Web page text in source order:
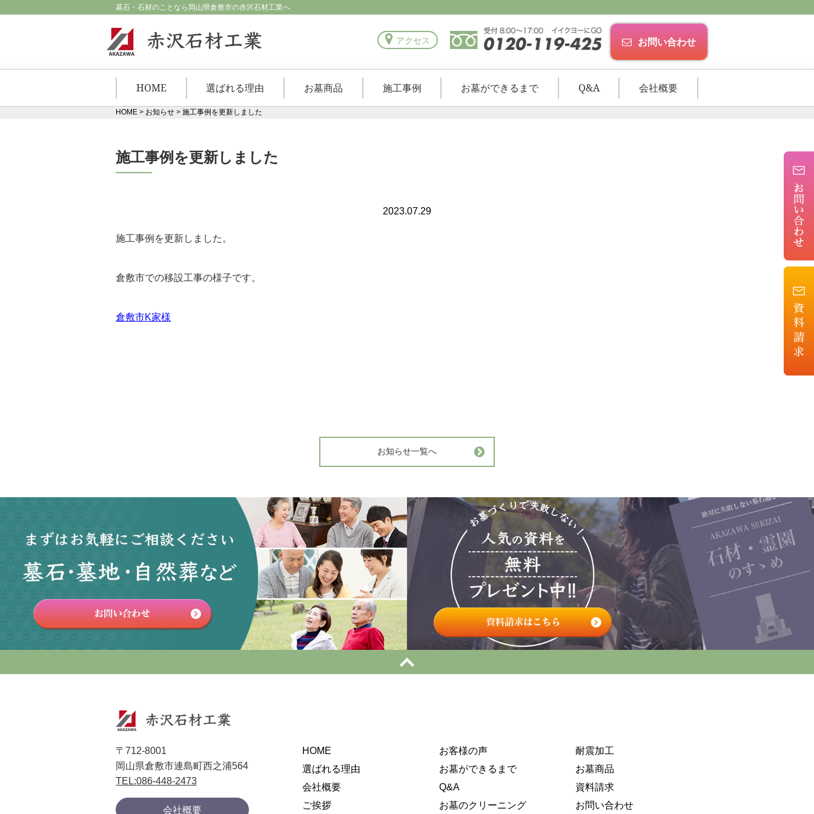
墓石・石材のことなら岡山県倉敷市の赤沢石材工業へ
アクセス お問い合わせ
HOME 選ばれる理由 お墓商品 施工事例 お墓ができるまで Q&A 会社概要
HOME > お知らせ > 施工事例を更新しました
施工事例を更新しました
2023.07.29
施工事例を更新しました。
倉敷市での移設工事の様子です。
倉敷市K家様
お知らせ一覧へ
〒712-8001
岡山県倉敷市連島町西之浦564
TEL:086-448-2473
会社概要
HOME
選ばれる理由
会社概要
ご挨拶
お客様の声
お墓ができるまで
Q&A
お墓のクリーニング
耐震加工
お墓商品
資料請求
お問い合わせ